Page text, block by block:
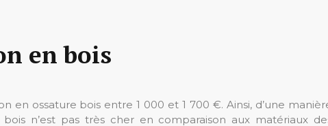
en bois
en ossature bois entre 1 000 et 1 700 €. Ainsi, d’une
n’est pas très cher en comparaison aux matériaux